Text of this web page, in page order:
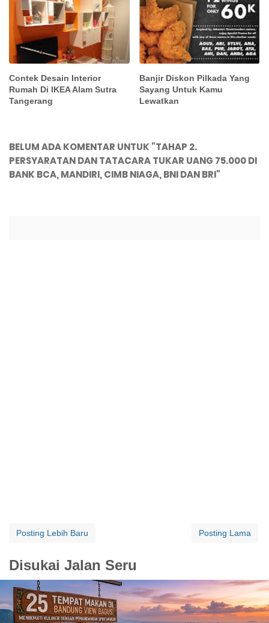
Contek Desain Interior
Rumah Di IKEA Alam Sutra
Tangerang
Banjir Diskon Pilkada Yang
Sayang Untuk Kamu
Lewatkan
BELUM ADA KOMENTAR UNTUK "TAHAP 2.
PERSYARATAN DAN TATACARA TUKAR UANG 75.000 DI
BANK BCA, MANDIRI, CIMB NIAGA, BNI DAN BRI"
Posting Lebih Baru Posting Lama
Disukai Jalan Seru